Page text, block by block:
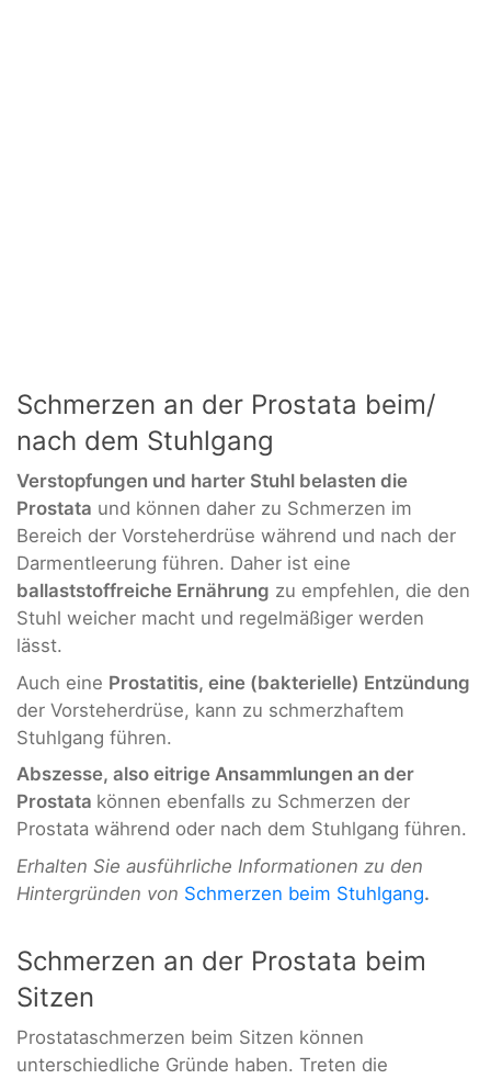
Schmerzen an der Prostata beim/
nach dem Stuhlgang
Verstopfungen und harter Stuhl belasten die
Prostata und können daher zu Schmerzen im
Bereich der Vorsteherdrüse während und nach der
Darmentleerung führen. Daher ist eine
ballaststoffreiche Ernährung zu empfehlen, die den
Stuhl weicher macht und regelmäßiger werden
lässt.
Auch eine Prostatitis, eine (bakterielle) Entzündung
der Vorsteherdrüse, kann zu schmerzhaftem
Stuhlgang führen.
Abszesse, also eitrige Ansammlungen an der
Prostata können ebenfalls zu Schmerzen der
Prostata während oder nach dem Stuhlgang führen.
Erhalten Sie ausführliche Informationen zu den
Hintergründen von Schmerzen beim Stuhlgang.
Schmerzen an der Prostata beim
Sitzen
Prostataschmerzen beim Sitzen können
unterschiedliche Gründe haben. Treten die